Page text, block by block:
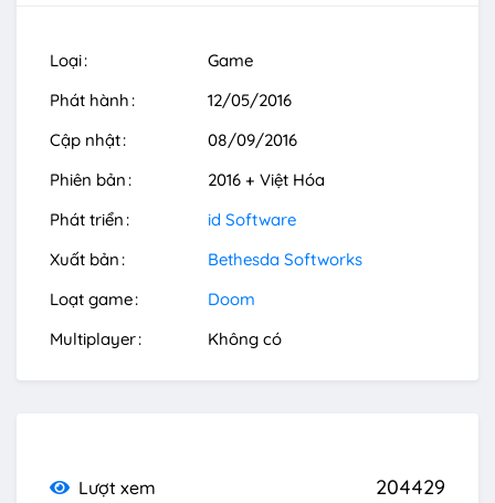
Loại
Game
Phát hành
12/05/2016
Cập nhật
08/09/2016
Phiên bản
2016 + Việt Hóa
Phát triển
id Software
Xuất bản
Bethesda Softworks
Loạt game
Doom
Multiplayer
Không có
Lượt xem 204429